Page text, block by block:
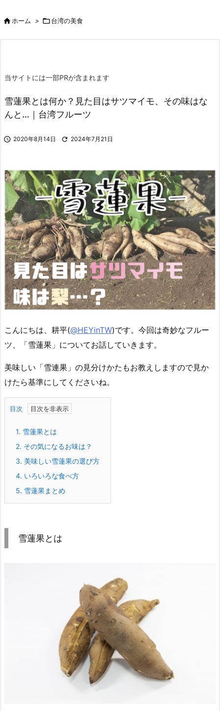
ホーム > 台湾の美食
当サイトには一部PRが含まれます
雪蓮果とは何か？見た目はサツマイモ、その味はな
んと…｜台湾フルーツ
 2020年8月14日  2024年7月21日
こんにちは、耕平(@HEYinTW)です。今回は奇妙なフルー
ツ、「雪蓮果」についてお話していきます。
美味しい「雪連果」の見分けかたもお教えしますので見か
けたら基準にしてくださいね。
目次
1. 雪蓮果とは
2. その気になるお味は？
3. 美味しい雪蓮果の選び方
4. いろいろな食べ方
5. 雪蓮果まとめ
雪蓮果とは